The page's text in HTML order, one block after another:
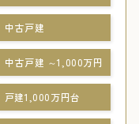
中古戸建
中古戸建 ～1,000万円
戸建1,000万円台